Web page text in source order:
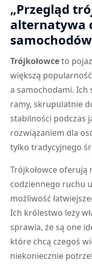
„Przegląd
alternatywa
Trójkołowceto
większą
a samochodami.
ramy, skrupulatnie
stabilności podczas
rozwiązaniem dla
tylko tradycyjnego
Trójkołowce oferują
codziennego ruchu
możliwość
Ich królestwo leży
sprawia, że są one
które chcą czegoś
niekoniecznie